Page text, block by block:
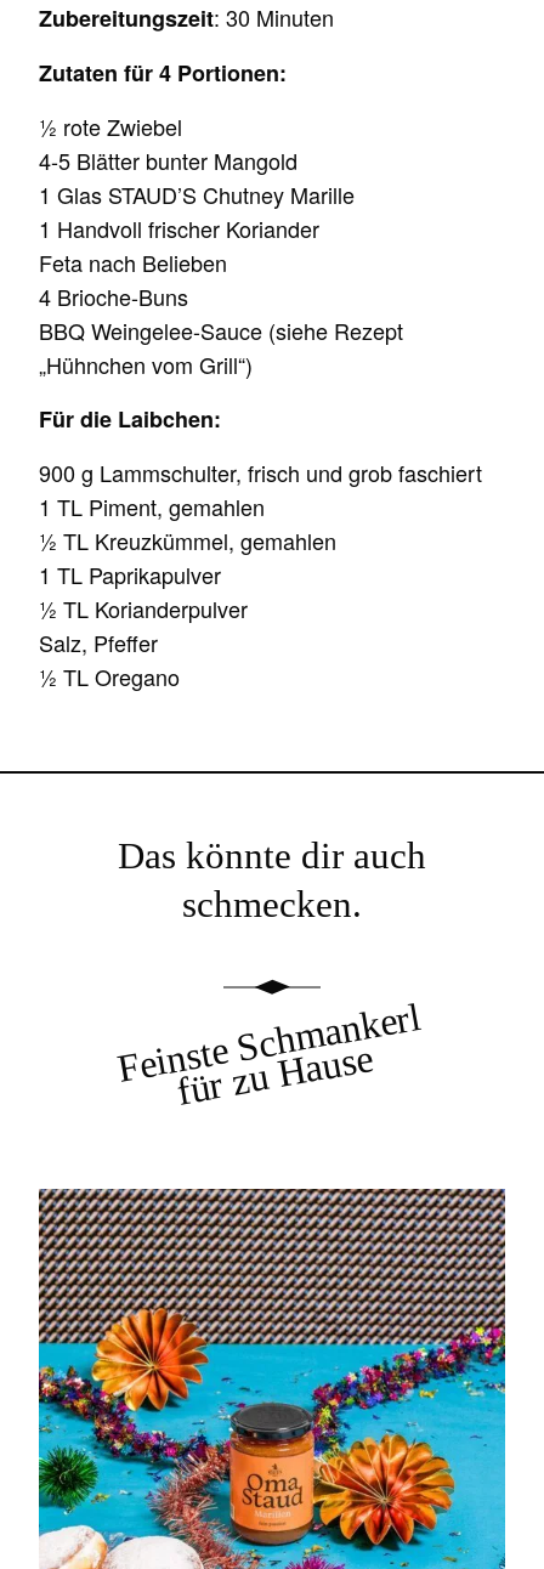
Zubereitungszeit: 30 Minuten
Zutaten für 4 Portionen:
½ rote Zwiebel
4-5 Blätter bunter Mangold
1 Glas STAUD’S Chutney Marille
1 Handvoll frischer Koriander
Feta nach Belieben
4 Brioche-Buns
BBQ Weingelee-Sauce (siehe Rezept
„Hühnchen vom Grill“)
Für die Laibchen:
900 g Lammschulter, frisch und grob faschiert
1 TL Piment, gemahlen
½ TL Kreuzkümmel, gemahlen
1 TL Paprikapulver
½ TL Korianderpulver
Salz, Pfeffer
½ TL Oregano
Das könnte dir auch
schmecken.
Feinste Schmankerl
für zu Hause